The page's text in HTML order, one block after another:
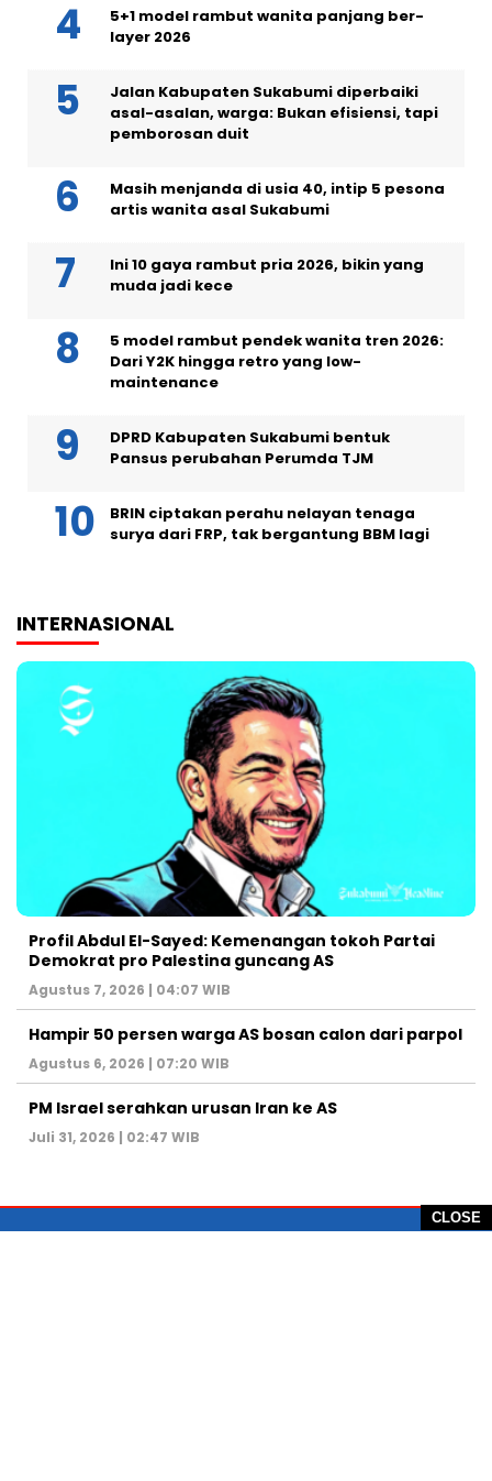
CLOSE
5+1 model rambut wanita panjang ber-
layer 2026
Jalan Kabupaten Sukabumi diperbaiki
asal-asalan, warga: Bukan efisiensi, tapi
pemborosan duit
Masih menjanda di usia 40, intip 5 pesona
artis wanita asal Sukabumi
Ini 10 gaya rambut pria 2026, bikin yang
muda jadi kece
5 model rambut pendek wanita tren 2026:
Dari Y2K hingga retro yang low-
maintenance
DPRD Kabupaten Sukabumi bentuk
Pansus perubahan Perumda TJM
BRIN ciptakan perahu nelayan tenaga
surya dari FRP, tak bergantung BBM lagi
INTERNASIONAL
Profil Abdul El-Sayed: Kemenangan tokoh Partai
Demokrat pro Palestina guncang AS
Agustus 7, 2026 | 04:07 WIB
Hampir 50 persen warga AS bosan calon dari parpol
Agustus 6, 2026 | 07:20 WIB
PM Israel serahkan urusan Iran ke AS
Juli 31, 2026 | 02:47 WIB